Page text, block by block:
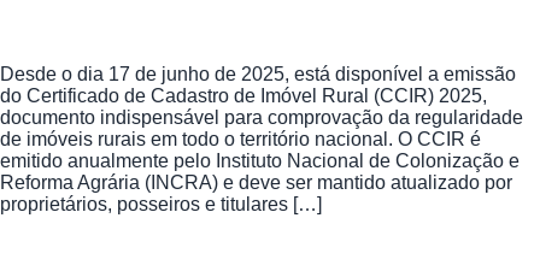
Desde o dia 17 de junho de 2025, está disponível a emissão
do Certificado de Cadastro de Imóvel Rural (CCIR) 2025,
documento indispensável para comprovação da regularidade
de imóveis rurais em todo o território nacional. O CCIR é
emitido anualmente pelo Instituto Nacional de Colonização e
Reforma Agrária (INCRA) e deve ser mantido atualizado por
proprietários, posseiros e titulares […]